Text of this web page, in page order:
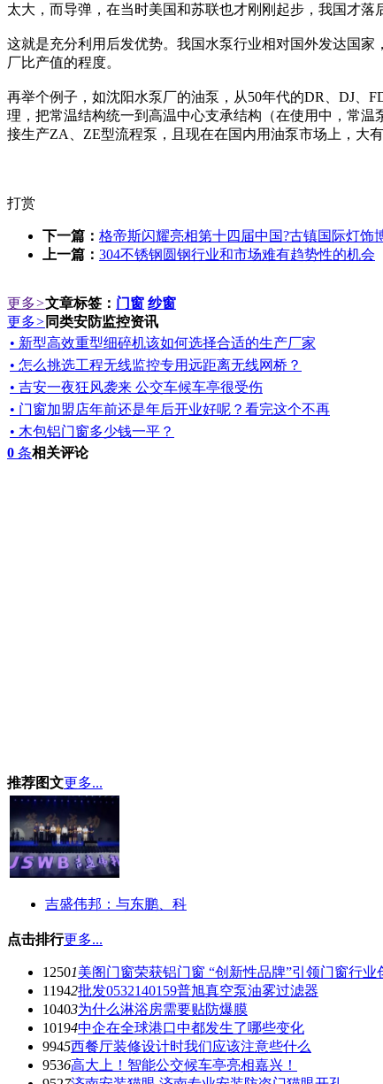
太大，而导弹，在当时美国和苏联也才刚刚起步，我国才
这就是充分利用后发优势。我国水泵行业相对国外发达国
厂比产值的程度。
再举个例子，如沈阳水泵厂的油泵，从50年代的DR、DJ、
理，把常温结构统一到高温中心支承结构（在使用中，常
接生产ZA、ZE型流程泵，且现在在国内用油泵市场上，大
打赏
下一篇： 格帝斯闪耀亮相第十四届中国?古镇国际灯饰
上一篇： 304不锈钢圆钢行业和市场难有趋势性的机会
更多>文章标签： 门窗 纱窗
更多> 同类安防监控资讯
• 新型高效重型细碎机该如何选择合适的生产厂家
• 怎么挑选工程无线监控专用远距离无线网桥？
• 吉安一夜狂风袭来 公交车候车亭很受伤
• 门窗加盟店年前还是年后开业好呢？看完这个不再
• 木包铝门窗多少钱一平？
0 条相关评论
推荐图文更多...
吉盛伟邦：与东鹏、科
点击排行更多...
12501美阁门窗荣获铝门窗 “创新性品牌”引领门窗行业
11942批发0532140159普旭真空泵油雾过滤器
10403为什么淋浴房需要贴防爆膜
10194中企在全球港口中都发生了哪些变化
9945西餐厅装修设计时我们应该注意些什么
9536高大上！智能公交候车亭亮相嘉兴！